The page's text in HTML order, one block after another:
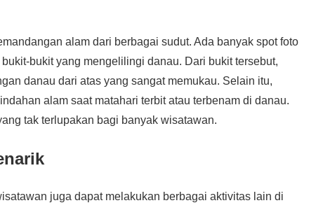
alam dari berbagai sudut. Ada banyak spot foto
bukit yang mengelilingi danau. Dari bukit tersebut,
danau dari atas yang sangat memukau. Selain itu,
alam saat matahari terbit atau terbenam di danau.
tak terlupakan bagi banyak wisatawan.
juga dapat melakukan berbagai aktivitas lain di